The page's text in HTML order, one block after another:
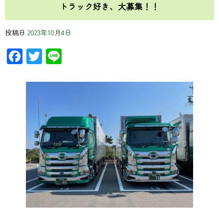
トラック好き、大募集！！
投稿日 2023年10月4日
Facebook
Twitter